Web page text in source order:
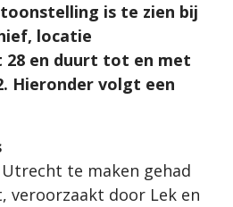
is te zien bij
locatie
28 en duurt tot en met
Hieronder volgt een
te maken gehad
veroorzaakt door Lek en